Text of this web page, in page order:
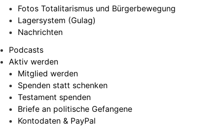
Fotos Totalitarismus und Bürgerbewegung
Lagersystem (Gulag)
Nachrichten
Podcasts
Aktiv werden
Mitglied werden
Spenden statt schenken
Testament spenden
Briefe an politische Gefangene
Kontodaten & PayPal